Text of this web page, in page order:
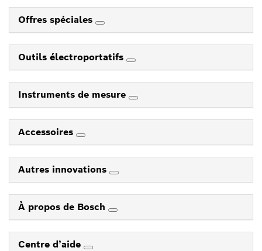
Offres spéciales
Outils électroportatifs
Instruments de mesure
Accessoires
Autres innovations
À propos de Bosch
Centre d’aide